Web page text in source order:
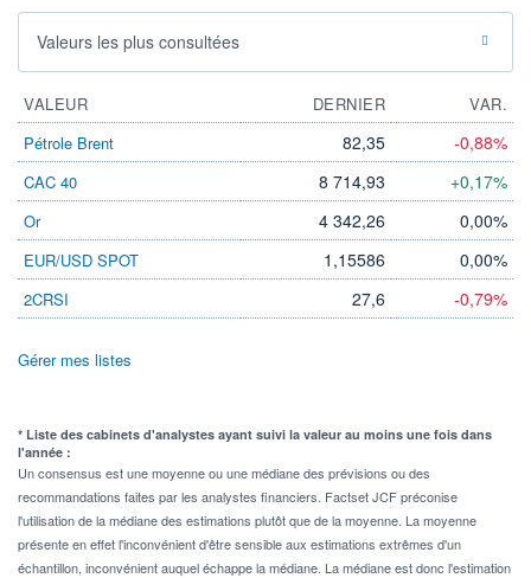
Valeurs les plus consultées
VALEUR DERNIER
VAR.
Pétrole Brent
82,35 -0,88%
CAC 40 8 714,93 +0,17%
Or 4 342,26 0,00%
EUR/USD SPOT 1,15586 0,00%
2CRSI 27,6 -0,79%
Gérer mes listes
* Liste des cabinets d'analystes ayant suivi la valeur au moins une fois dans
l'année :
Un consensus est une moyenne ou une médiane des prévisions ou des
recommandations faites par les analystes financiers. Factset JCF préconise
l'utilisation de la médiane des estimations plutôt que de la moyenne. La moyenne
présente en effet l'inconvénient d'être sensible aux estimations extrêmes d'un
échantillon, inconvénient auquel échappe la médiane. La médiane est donc l'estimation